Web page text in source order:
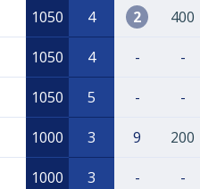
1050 4 2 400
1050 4 - -
1050 5 - -
1000 3 9 200
1000 3 - -